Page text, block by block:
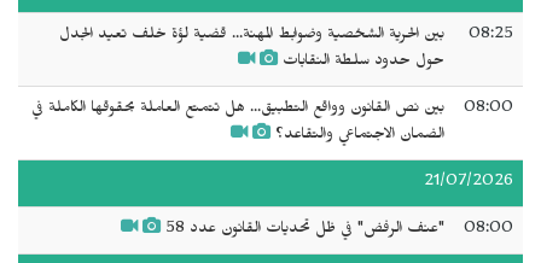
08:25
بين الحرية الشخصية وضوابط المهنة... قضية لؤة خلف تعيد الجدل
حول حدود سلطة النقابات
08:00
بين نص القانون وواقع التطبيق... هل تتمتع العاملة بحقوقها الكاملة في
الضمان الاجتماعي والتقاعد؟
21/07/2026
08:00 "عنف الرفض" في ظل تحديات القانون عدد 58